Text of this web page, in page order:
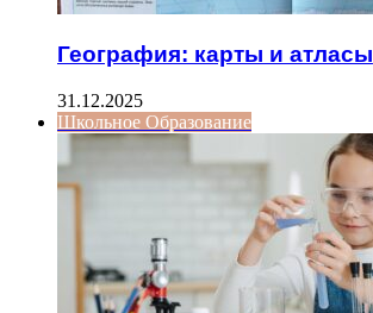
География: карты и атласы
31.12.2025
Школьное Образование